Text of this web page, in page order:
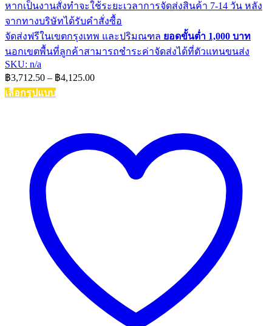
หากเป็นงานสั่งทำจะใช้ระยะเวลาการจัดส่งสินค้า 7-14 วัน หลัง
จากทางบริษัทได้รับคำสั่งซื้อ
จัดส่งฟรีในเขตกรุงเทพ และปริมณฑล ยอดขั้นต่ำ 1,000 บาท
นอกเขตพื้นที่ลูกค้าสามารถชำระค่าจัดส่งได้ที่ตัวแทนขนส่ง
SKU: n/a
฿3,712.50 – ฿4,125.00Price
เลือกรูปแบบ
chosen